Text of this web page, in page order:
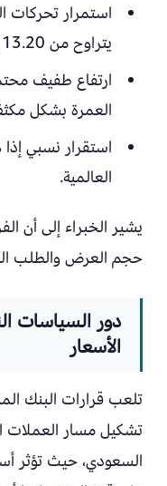
استمرار تحركات
يتراوح من 13.20 إلى 13.60 جنيه داخل البنوك.
ارتفاع طفيف
العمرة بشكل
استقرار نسبي
العالمية.
يشير الخبراء إلى أن
حجم العرض والطلب
دور السياسات
الأسعار
تلعب قرارات البنك
تشكيل مسار العملات
السعودي، حيث تؤثر